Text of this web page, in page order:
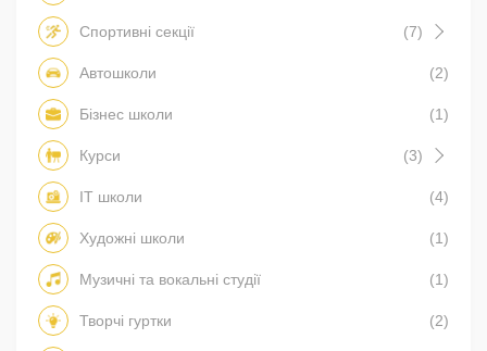
Спортивні секції (7)
Автошколи (2)
Бізнес школи (1)
Курси (3)
IT школи (4)
Художні школи (1)
Музичні та вокальні студії (1)
Творчі гуртки (2)